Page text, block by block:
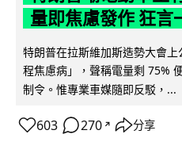
量即焦慮發作 狂言
特朗普在拉斯維加斯造勢大會
程焦慮病」，聲稱電量剩 75%
制令。惟專業車媒隨即反駁，...
603 270 ↗ 分享